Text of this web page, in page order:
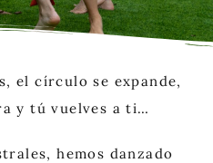
el círculo se expande,
y tú vuelves a ti…
hemos danzado